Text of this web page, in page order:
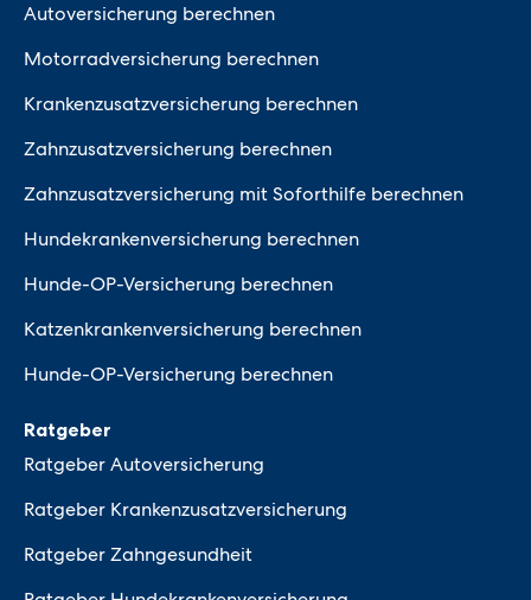
Autoversicherung berechnen
Motorradversicherung berechnen
Krankenzusatzversicherung berechnen
Zahnzusatzversicherung berechnen
Zahnzusatzversicherung mit Soforthilfe berechnen
Hundekrankenversicherung berechnen
Hunde-OP-Versicherung berechnen
Katzenkrankenversicherung berechnen
Hunde-OP-Versicherung berechnen
Ratgeber
Ratgeber Autoversicherung
Ratgeber Krankenzusatzversicherung
Ratgeber Zahngesundheit